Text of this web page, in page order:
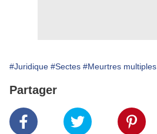
#Juridique #Sectes #Meurtres multiples
Partager